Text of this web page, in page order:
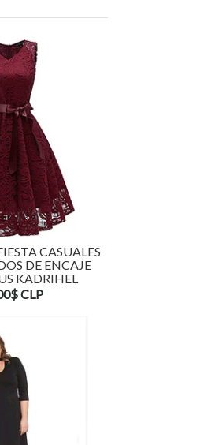
CASUALES
DE ENCAJE
KADRIHEL
CLP